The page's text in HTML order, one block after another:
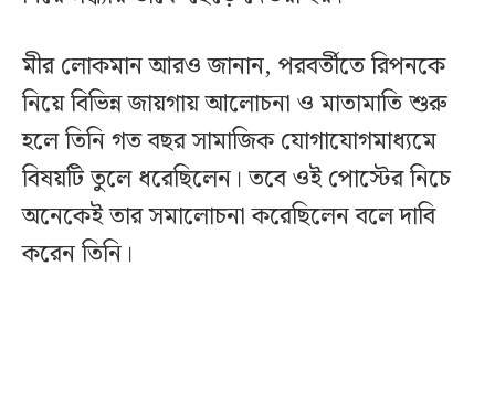
মীর লোকমান আরও জানান, পরবর্তীতে রিপনকে
নিয়ে বিভিন্ন জায়গায় আলোচনা ও মাতামাতি শুরু
হলে তিনি গত বছর সামাজিক যোগাযোগমাধ্যমে
বিষয়টি তুলে ধরেছিলেন। তবে ওই পোস্টের নিচে
অনেকেই তার সমালোচনা করেছিলেন বলে দাবি
করেন তিনি।